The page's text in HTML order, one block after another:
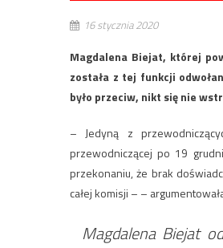
16 stycznia 2020
Magdalena Biejat, której
została z tej funkcji
było przeciw, nikt się nie
– Jedyną z
przewodniczącej po 19
przekonaniu, że brak
całej komisji – –
Magdalena Biejat